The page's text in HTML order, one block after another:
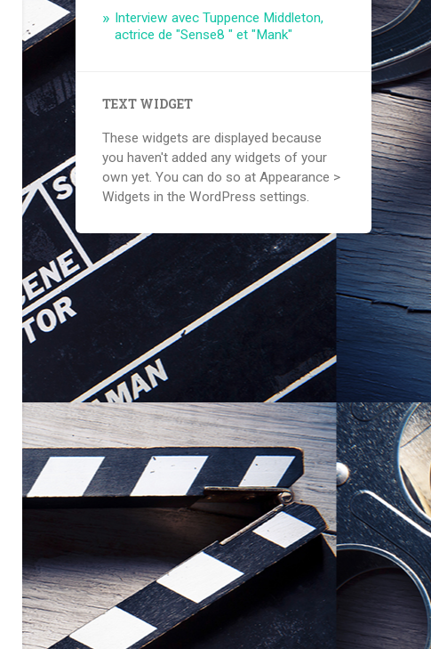
Interview avec Tuppence Middleton,
actrice de "Sense8 " et "Mank"
TEXT WIDGET
These widgets are displayed because
you haven't added any widgets of your
own yet. You can do so at Appearance >
Widgets in the WordPress settings.